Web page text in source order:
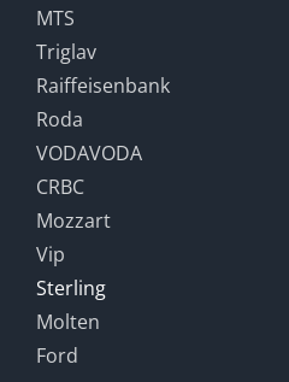
MTS
Triglav
Raiffeisenbank
Roda
VODAVODA
CRBC
Mozzart
Vip
Sterling
Molten
Ford